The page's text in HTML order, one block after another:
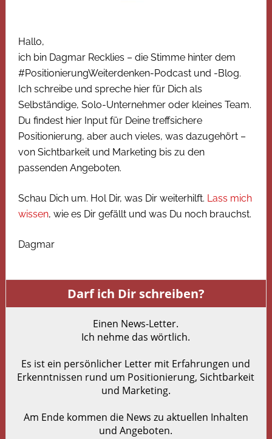
Hallo,
ich bin Dagmar Recklies – die Stimme hinter dem
#PositionierungWeiterdenken-Podcast und -Blog.
Ich schreibe und spreche hier für Dich als
Selbständige, Solo-Unternehmer oder kleines Team.
Du findest hier Input für Deine treffsichere
Positionierung, aber auch vieles, was dazugehört –
von Sichtbarkeit und Marketing bis zu den
passenden Angeboten.
Schau Dich um. Hol Dir, was Dir weiterhilft. Lass mich
wissen, wie es Dir gefällt und was Du noch brauchst.
Dagmar
Darf ich Dir schreiben?
Einen News-Letter.
Ich nehme das wörtlich.
Es ist ein persönlicher Letter mit Erfahrungen und
Erkenntnissen rund um Positionierung, Sichtbarkeit
und Marketing.
Am Ende kommen die News zu aktuellen Inhalten
und Angeboten.